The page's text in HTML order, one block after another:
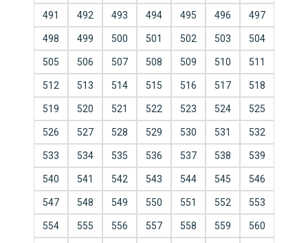
491 492 493 494 495 496 497
498 499 500 501 502 503 504
505 506 507 508 509 510 511
512 513 514 515 516 517 518
519 520 521 522 523 524 525
526 527 528 529 530 531 532
533 534 535 536 537 538 539
540 541 542 543 544 545 546
547 548 549 550 551 552 553
554 555 556 557 558 559 560